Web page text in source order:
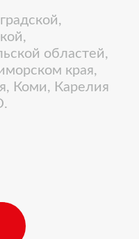
областей,
края,
Коми, Карелия